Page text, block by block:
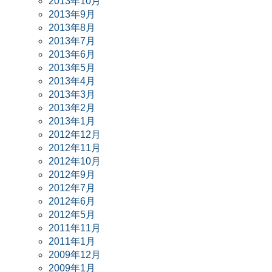
2013年9月
2013年8月
2013年7月
2013年6月
2013年5月
2013年4月
2013年3月
2013年2月
2013年1月
2012年12月
2012年11月
2012年10月
2012年9月
2012年7月
2012年6月
2012年5月
2011年11月
2011年1月
2009年12月
2009年1月